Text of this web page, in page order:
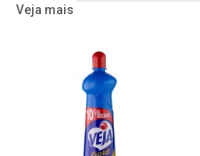
Veja mais